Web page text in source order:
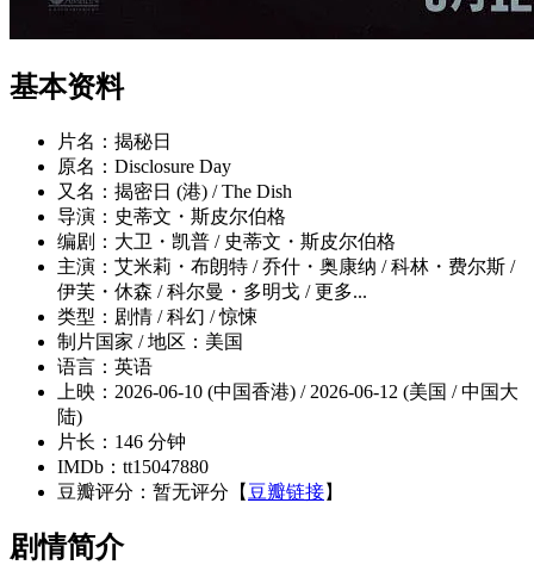
基本资料
片名：揭秘日
原名：Disclosure Day
又名：揭密日 (港) / The Dish
导演：史蒂文・斯皮尔伯格
编剧：大卫・凯普 / 史蒂文・斯皮尔伯格
主演：艾米莉・布朗特 / 乔什・奥康纳 / 科林・费尔斯 /
伊芙・休森 / 科尔曼・多明戈 / 更多...
类型：剧情 / 科幻 / 惊悚
制片国家 / 地区：美国
语言：英语
上映：2026-06-10 (中国香港) / 2026-06-12 (美国 / 中国大
陆)
片长：146 分钟
IMDb：tt15047880
豆瓣评分：暂无评分【 豆瓣链接】
剧情简介